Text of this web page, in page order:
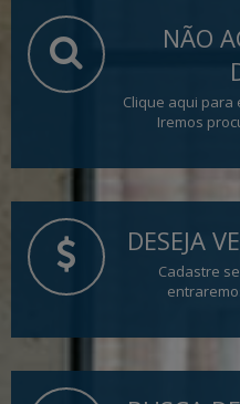
NÃO
Clique aqui para
Iremos
DESEJA
Cadastre